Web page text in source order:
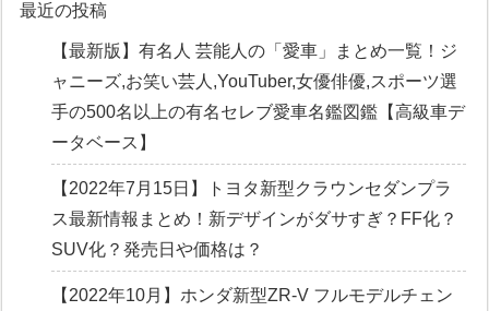
最近の投稿
【最新版】有名人 芸能人の「愛車」まとめ一覧！ジ
ャニーズ,お笑い芸人,YouTuber,女優俳優,スポーツ選
手の500名以上の有名セレブ愛車名鑑図鑑【高級車デ
ータベース】
【2022年7月15日】トヨタ新型クラウンセダンプラ
ス最新情報まとめ！新デザインがダサすぎ？FF化？
SUV化？発売日や価格は？
【2022年10月】ホンダ新型ZR-V フルモデルチェン